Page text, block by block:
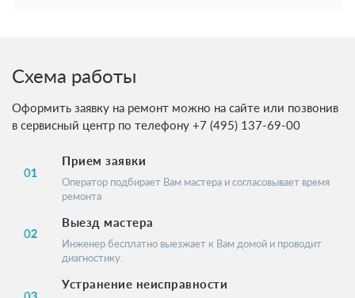
Схема работы
Оформить заявку на ремонт можно на сайте или позвонив
в сервисный центр по телефону +7 (495) 137-69-00
Прием заявки
Оператор подбирает Вам мастера и согласовывает время
ремонта
Выезд мастера
Инженер бесплатно выезжает к Вам домой и проводит
диагностику.
Устранение неисправности